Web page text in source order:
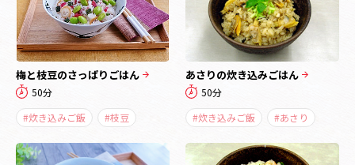
梅と枝豆のさっぱりごはん
50分
#炊き込みご飯
#枝豆
あさりの炊き込みごはん
50分
#炊き込みご飯
#あさり